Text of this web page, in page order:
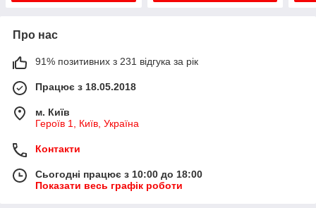
Про нас
91% позитивних з 231 відгука за рік
Працює з 18.05.2018
м. Київ
Героїв 1, Київ, Україна
Контакти
Сьогодні працює з 10:00 до 18:00
Показати весь графік роботи